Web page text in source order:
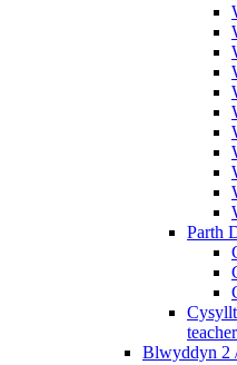
Parth
Blwyddyn 2